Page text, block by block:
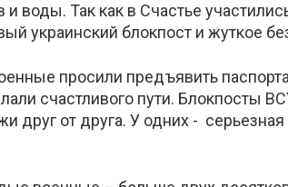
воды. Так как в Счастье
украинский блокпост и жуткое
просили предъявить
счастливого пути. Блокпосты
друг от друга. У одних - серьезная